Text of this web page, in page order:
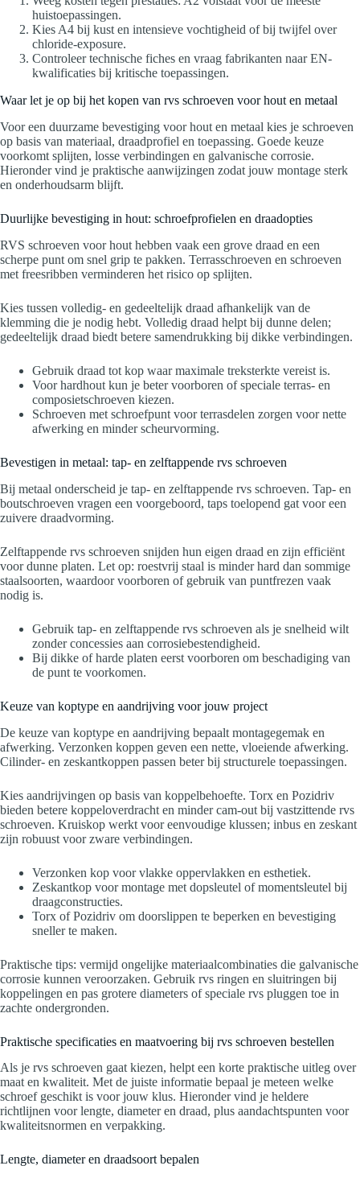
huistoepassingen.
Kies A4 bij kust en intensieve vochtigheid of bij twijfel over
chloride-exposure.
Controleer technische fiches en vraag fabrikanten naar EN-
kwalificaties bij kritische toepassingen.
Waar let je op bij het kopen van rvs schroeven voor hout en metaal
Voor een duurzame bevestiging voor hout en metaal kies je schroeven
op basis van materiaal, draadprofiel en toepassing. Goede keuze
voorkomt splijten, losse verbindingen en galvanische corrosie.
Hieronder vind je praktische aanwijzingen zodat jouw montage sterk
en onderhoudsarm blijft.
Duurlijke bevestiging in hout: schroefprofielen en draadopties
RVS schroeven voor hout hebben vaak een grove draad en een
scherpe punt om snel grip te pakken. Terrasschroeven en schroeven
met freesribben verminderen het risico op splijten.
Kies tussen volledig- en gedeeltelijk draad afhankelijk van de
klemming die je nodig hebt. Volledig draad helpt bij dunne delen;
gedeeltelijk draad biedt betere samendrukking bij dikke verbindingen.
Gebruik draad tot kop waar maximale treksterkte vereist is.
Voor hardhout kun je beter voorboren of speciale terras- en
composietschroeven kiezen.
Schroeven met schroefpunt voor terrasdelen zorgen voor nette
afwerking en minder scheurvorming.
Bevestigen in metaal: tap- en zelftappende rvs schroeven
Bij metaal onderscheid je tap- en zelftappende rvs schroeven. Tap- en
boutschroeven vragen een voorgeboord, taps toelopend gat voor een
zuivere draadvorming.
Zelftappende rvs schroeven snijden hun eigen draad en zijn efficiënt
voor dunne platen. Let op: roestvrij staal is minder hard dan sommige
staalsoorten, waardoor voorboren of gebruik van puntfrezen vaak
nodig is.
Gebruik tap- en zelftappende rvs schroeven als je snelheid wilt
zonder concessies aan corrosiebestendigheid.
Bij dikke of harde platen eerst voorboren om beschadiging van
de punt te voorkomen.
Keuze van koptype en aandrijving voor jouw project
De keuze van koptype en aandrijving bepaalt montagegemak en
afwerking. Verzonken koppen geven een nette, vloeiende afwerking.
Cilinder- en zeskantkoppen passen beter bij structurele toepassingen.
Kies aandrijvingen op basis van koppelbehoefte. Torx en Pozidriv
bieden betere koppeloverdracht en minder cam‑out bij vastzittende rvs
schroeven. Kruiskop werkt voor eenvoudige klussen; inbus en zeskant
zijn robuust voor zware verbindingen.
Verzonken kop voor vlakke oppervlakken en esthetiek.
Zeskantkop voor montage met dopsleutel of momentsleutel bij
draagconstructies.
Torx of Pozidriv om doorslippen te beperken en bevestiging
sneller te maken.
Praktische tips: vermijd ongelijke materiaalcombinaties die galvanische
corrosie kunnen veroorzaken. Gebruik rvs ringen en sluitringen bij
koppelingen en pas grotere diameters of speciale rvs pluggen toe in
zachte ondergronden.
Praktische specificaties en maatvoering bij rvs schroeven bestellen
Als je rvs schroeven gaat kiezen, helpt een korte praktische uitleg over
maat en kwaliteit. Met de juiste informatie bepaal je meteen welke
schroef geschikt is voor jouw klus. Hieronder vind je heldere
richtlijnen voor lengte, diameter en draad, plus aandachtspunten voor
kwaliteitsnormen en verpakking.
Lengte, diameter en draadsoort bepalen